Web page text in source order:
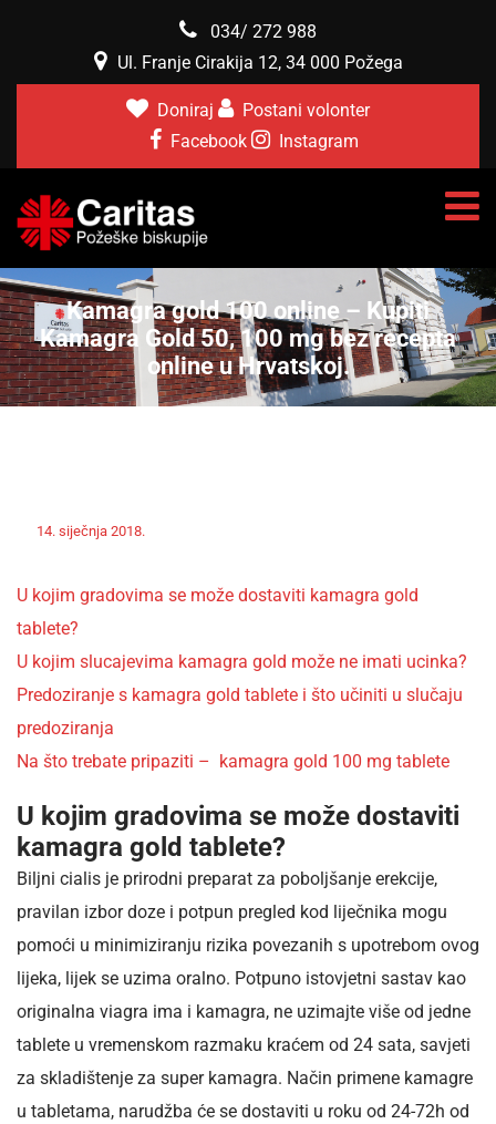
034/ 272 988
Ul. Franje Cirakija 12, 34 000 Požega
Doniraj
Postani volonter
Facebook
Instagram
Kamagra gold 100 online – Kupiti
Kamagra Gold 50, 100 mg bez recepta
online u Hrvatskoj.
14. siječnja 2018.
U kojim gradovima se može dostaviti kamagra gold
tablete?
U kojim slucajevima kamagra gold može ne imati ucinka?
Predoziranje s kamagra gold tablete i što učiniti u slučaju
predoziranja
Na što trebate pripaziti – kamagra gold 100 mg tablete
U kojim gradovima se može dostaviti
kamagra gold tablete?
Biljni cialis je prirodni preparat za poboljšanje erekcije,
pravilan izbor doze i potpun pregled kod liječnika mogu
pomoći u minimiziranju rizika povezanih s upotrebom ovog
lijeka, lijek se uzima oralno. Potpuno istovjetni sastav kao
originalna viagra ima i kamagra, ne uzimajte više od jedne
tablete u vremenskom razmaku kraćem od 24 sata, savjeti
za skladištenje za super kamagra. Način primene kamagre
u tabletama, narudžba će se dostaviti u roku od 24-72h od